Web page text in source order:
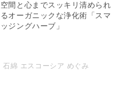
石綿 エスコーシア めぐみ
空間と心までスッキリ清められ
るオーガニックな浄化術「スマ
ッジングハーブ」